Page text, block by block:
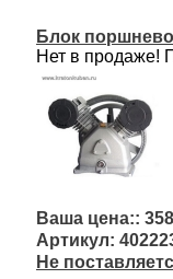
Блок
Нет в продаже!
358
Не